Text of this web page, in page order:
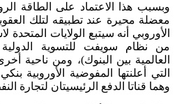
وبسبب هذا الاعتماد على الطاقة
معضلة محيرة عند تطبيقه لتلك
الأوروبي أنه سيتبع الولايات
من نظام سويفت للتسوية الدولية
العالمية بين البنوك)، ومن ناحية
التي أعلنتها المفوضية الأوروبية
وهما قناتا الدفع الرئيسيتان لتجارة